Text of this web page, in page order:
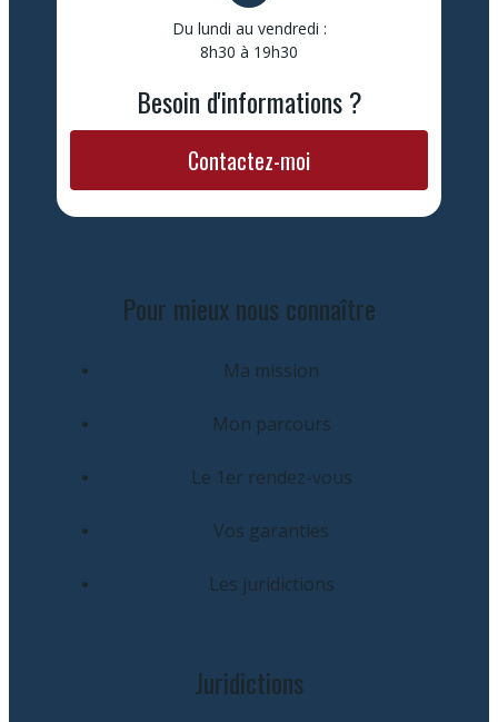
Du lundi au vendredi :
8h30 à 19h30
Besoin d'informations ?
Contactez-moi
Pour mieux nous connaître
Ma mission
Mon parcours
Le 1er rendez-vous
Vos garanties
Les juridictions
Juridictions